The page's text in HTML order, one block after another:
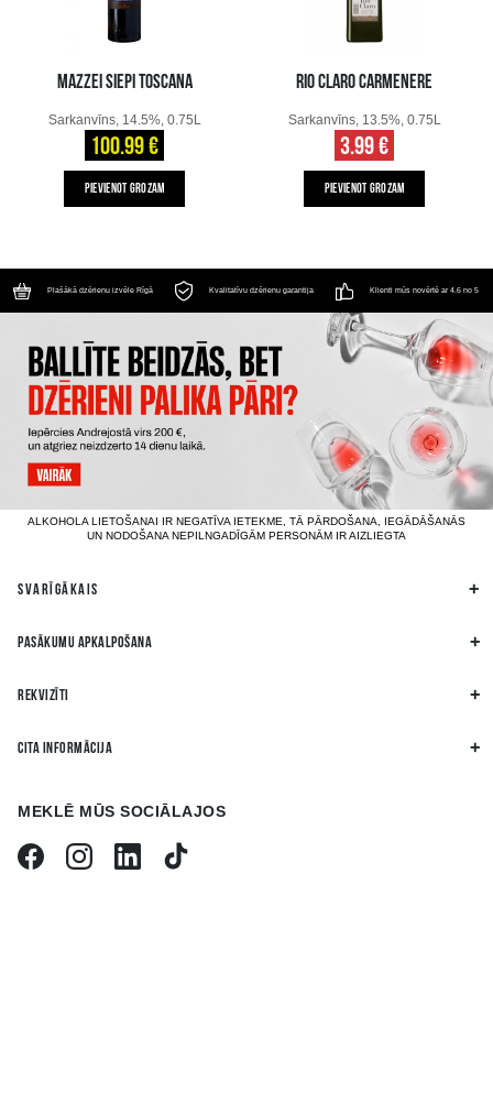
MAZZEI SIEPI TOSCANA
Sarkanvīns, 14.5%, 0.75L
100.99 €
PIEVIENOT GROZAM
RIO CLARO CARMENERE
Sarkanvīns, 13.5%, 0.75L
3.99 €
PIEVIENOT GROZAM
Plašākā dzērienu izvēle Rīgā Kvalitatīvu dzērienu garantija Klienti mūs novērtē ar 4.6 no 5
ALKOHOLA LIETOŠANAI IR NEGATĪVA IETEKME, TĀ PĀRDOŠANA, IEGĀDĀŠANĀS
UN NODOŠANA NEPILNGADĪGĀM PERSONĀM IR AIZLIEGTA
SVARĪGĀKAIS
PASĀKUMU APKALPOŠANA
REKVIZĪTI
CITA INFORMĀCIJA
MEKLĒ MŪS SOCIĀLAJOS